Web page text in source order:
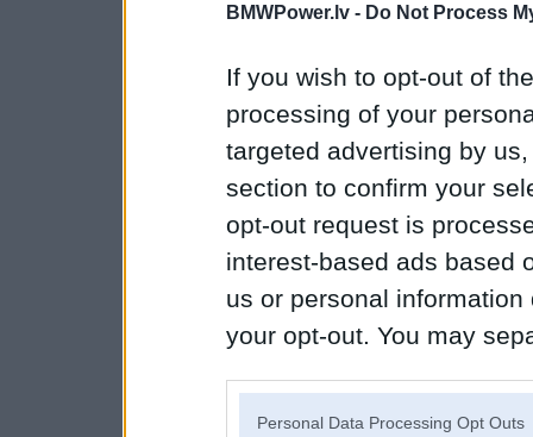
BMWPower.lv - Do Not Process
If you wish to opt-out of
processing of your
targeted advertising by
section to confirm your
opt-out request is
interest-based ads based
us or personal
your opt-out. You may
Personal Data Processing Opt Outs